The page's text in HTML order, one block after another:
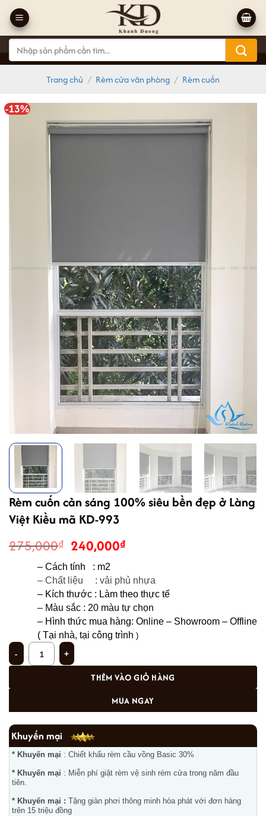
qua
nội
dung
Tìm
kiếm:
Trang chủ / Rèm cửa văn phòng / Rèm cuốn
-13%
Rèm cuốn cản sáng 100% siêu bền đẹp ở Làng
Việt Kiều mã KD-993
275,000₫ Giá
gốc
là:
275,000₫.
240,000₫Giá
tại
là:
240,000₫.
– Cách tính   : m2
– Chất liệu     : vải phủ nhựa
– Kích thước : Làm theo thực tế
– Màu sắc : 20 màu tự chọn
– Hình thức mua hàng: Online – Showroom – Offline
( Tại nhà, tại công trình )
Rèm cuốn cản sáng 100% siêu bền đẹp ở Làng Việt Kiều mã KD-993 số lượng
THÊM VÀO GIỎ HÀNG
MUA NGAY
Khuyến mại
* Khuyến mại : Chiết khấu rèm cầu vồng Basic 30%
* Khuyến mại : Miễn phí giặt rèm vệ sinh rèm cửa trong năm đầu
tiên.
* Khuyến mại : Tặng giàn phơi thông minh hòa phát với đơn hàng
trên 15 triệu đồng